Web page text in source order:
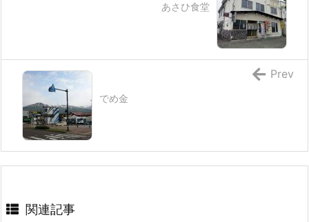
あさひ食堂
でめ金
Prev
関連記事